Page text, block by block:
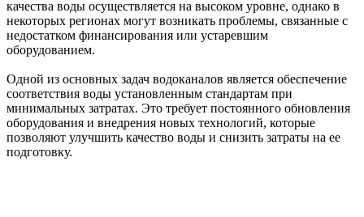
качества воды осуществляется на высоком уровне, однако в
некоторых регионах могут возникать проблемы, связанные с
недостатком финансирования или устаревшим
оборудованием.
Одной из основных задач водоканалов является обеспечение
соответствия воды установленным стандартам при
минимальных затратах. Это требует постоянного обновления
оборудования и внедрения новых технологий, которые
позволяют улучшить качество воды и снизить затраты на ее
подготовку.